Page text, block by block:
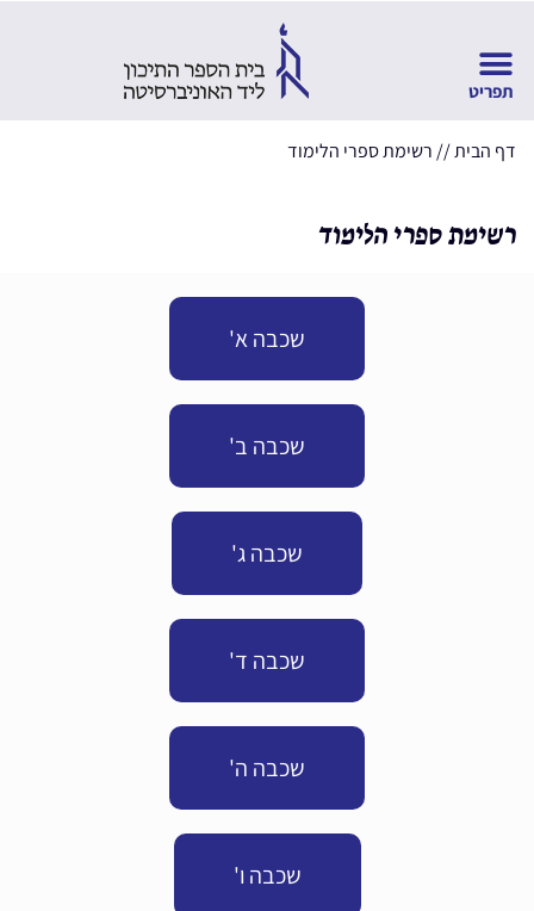
דף הבית// רשימת ספרי הלימוד
רשימת ספרי הלימוד
שכבה א'
שכבה ב'
שכבה ג'
שכבה ד'
שכבה ה'
שכבה ו'